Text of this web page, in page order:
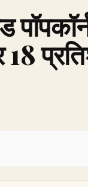
18